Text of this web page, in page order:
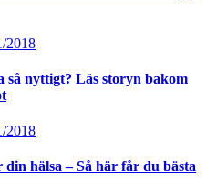
2018
så nyttigt? Läs storyn bakom
2018
hälsa – Så här får du bästa